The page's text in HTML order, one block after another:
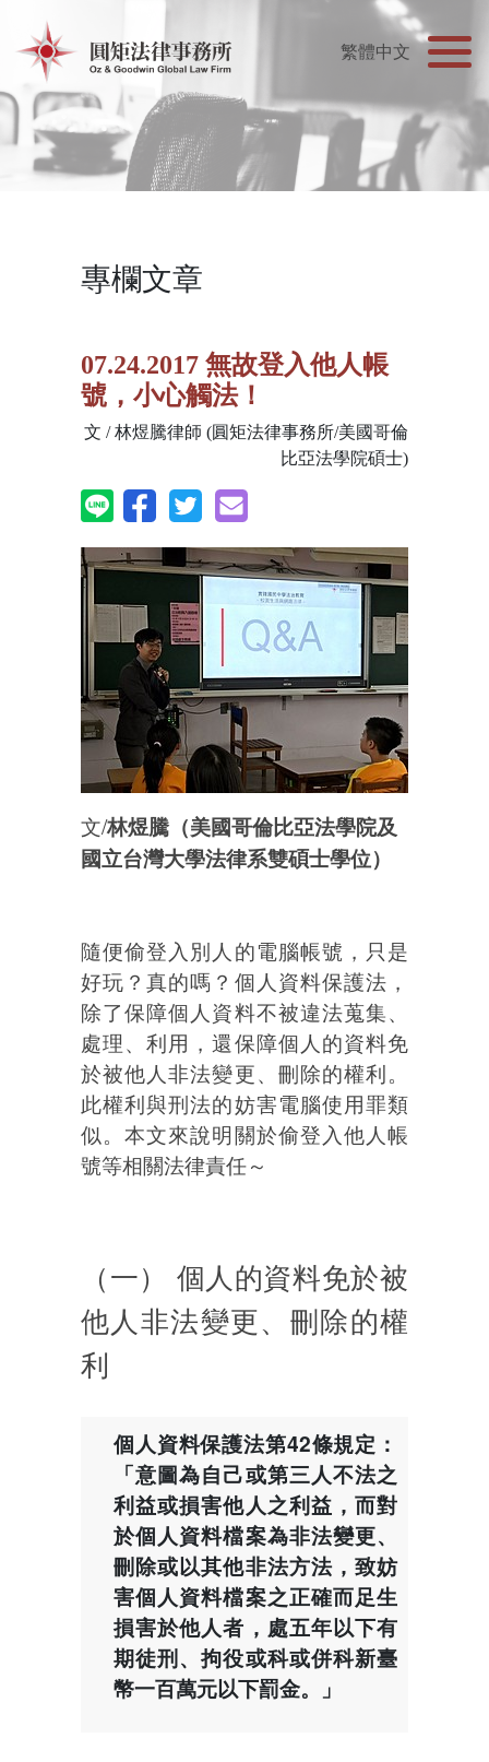
專欄文章
07.24.2017 無故登入他人帳
號，小心觸法！
文 / 林煜騰律師 (圓矩法律事務所/美國哥倫
比亞法學院碩士)
文/林煜騰（美國哥倫比亞法學院及
國立台灣大學法律系雙碩士學位）
隨便偷登入別人的電腦帳號，只是
好玩？真的嗎？個人資料保護法，
除了保障個人資料不被違法蒐集、
處理、利用，還保障個人的資料免
於被他人非法變更、刪除的權利。
此權利與刑法的妨害電腦使用罪類
似。本文來說明關於偷登入他人帳
號等相關法律責任～
（一） 個人的資料免於被
他人非法變更、刪除的權
利
個人資料保護法第42條規定：
「意圖為自己或第三人不法之
利益或損害他人之利益，而對
於個人資料檔案為非法變更、
刪除或以其他非法方法，致妨
害個人資料檔案之正確而足生
損害於他人者，處五年以下有
期徒刑、拘役或科或併科新臺
幣一百萬元以下罰金。」